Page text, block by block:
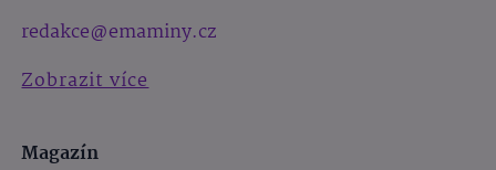
redakce@emaminy.cz
Zobrazit více
Magazín